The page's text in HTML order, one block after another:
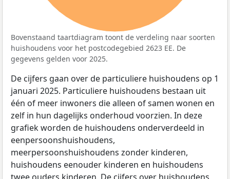
Bovenstaand taartdiagram toont de verdeling naar soorten
huishoudens voor het postcodegebied 2623 EE. De
gegevens gelden voor 2025.
De cijfers gaan over de particuliere huishoudens op 1
januari 2025. Particuliere huishoudens bestaan uit
één of meer inwoners die alleen of samen wonen en
zelf in hun dagelijks onderhoud voorzien. In deze
grafiek worden de huishoudens onderverdeeld in
eenpersoonshuishoudens,
meerpersoonshuishoudens zonder kinderen,
huishoudens eenouder kinderen en huishoudens